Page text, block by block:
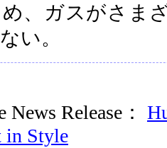
、ガスがさま
い。
News Release：
in Style